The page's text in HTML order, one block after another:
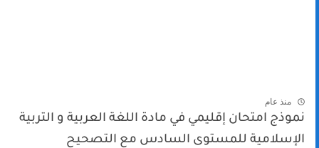
منذ عام
نموذج امتحان إقليمي في مادة اللغة العربية و التربية
الإسلامية للمستوى السادس مع التصحيح